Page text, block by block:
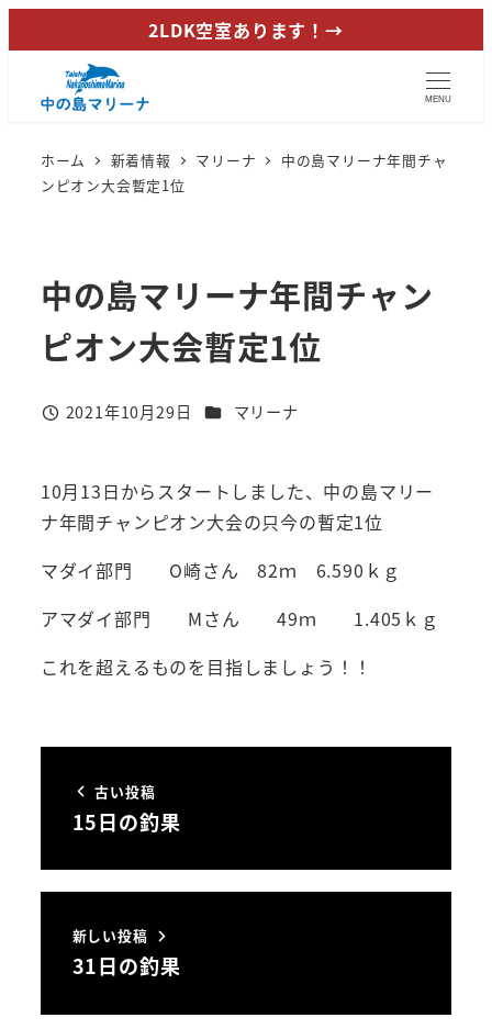
イ
2LDK空室あります！→
MENU
ホーム 新着情報 マリーナ
中の島マリーナ年間チャ
ンピオン大会暫定1位
中の島マリーナ年間チャン
ピオン大会暫定1位
投稿日
2021年10月29日 カテゴリー
マリーナ
10月13日からスタートしました、中の島マリー
ナ年間チャンピオン大会の只今の暫定1位
マダイ部門 O崎さん 82ｍ 6.590ｋｇ
アマダイ部門 Mさん 49ｍ 1.405ｋｇ
これを超えるものを目指しましょう！！
古い投稿
15日の釣果
新しい投稿
31日の釣果